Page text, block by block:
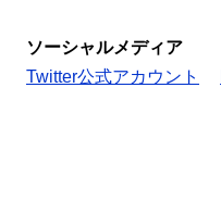
ソーシャルメディア
Twitter公式アカウント